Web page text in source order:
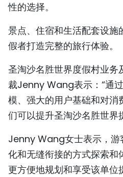
性的选择。
景点、住宿和生活配套设施
假者打造完整的旅行体验。
圣淘沙名胜世界度假村业务
裁Jenny Wang表示：“通
模、强大的用户基础和对消
们可以提升圣淘沙名胜世界
Jenny Wang女士表示，游
化和无缝衔接的方式探索和
更方便地规划和享受该单位